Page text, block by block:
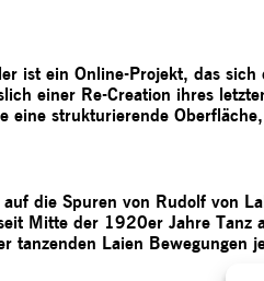
ist ein Online-Projekt, das
einer Re-Creation ihres
strukturierende
die Spuren von Rudolf von
Mitte der 1920er Jahre Tanz
tanzenden Laien Bewegungen